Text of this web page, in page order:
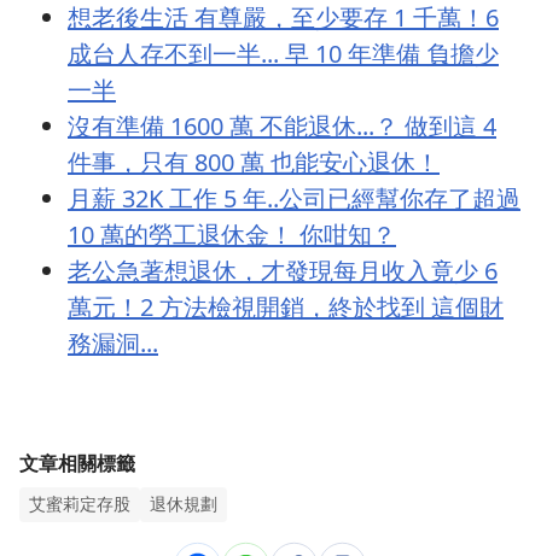
想老後生活 有尊嚴，至少要存 1 千萬！6
成台人存不到一半... 早 10 年準備 負擔少
一半
沒有準備 1600 萬 不能退休...？ 做到這 4
件事，只有 800 萬 也能安心退休！
月薪 32K 工作 5 年..公司已經幫你存了超過
10 萬的勞工退休金！ 你咁知？
老公急著想退休，才發現每月收入竟少 6
萬元！2 方法檢視開銷，終於找到 這個財
務漏洞...
文章相關標籤
艾蜜莉定存股 退休規劃